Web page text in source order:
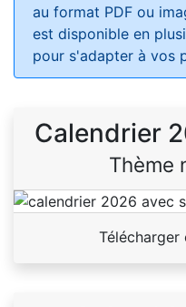
au format PDF ou
est disponible en
pour s'adapter à vos
Calendrier
Thème
Télécharger